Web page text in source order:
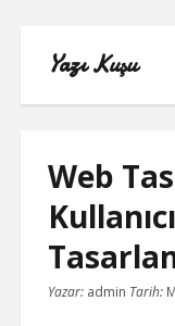
Yazı Kuşu
IGTV
Web
Yazar: admin Tarih: